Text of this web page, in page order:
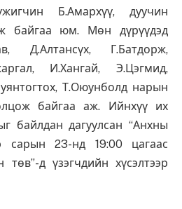
Б.Амархүү, дуучин
байгаа юм. Мөн дүрүүдэд
Д.Алтансүх, Г.Батдорж,
И.Хангай, Э.Цэгмид,
Т.Оюунболд нарын
байгаа аж. Ийнхүү их
байлдан дагуулсан “Анхны
сарын 23-нд 19:00 цагаас
төв”-д үзэгчдийн хүсэлтээр